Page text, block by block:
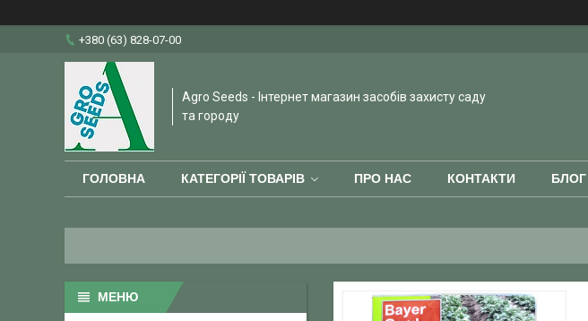
+380 (63) 828-07-00
Agro Seeds - Інтернет магазин засобів захисту саду
та городу
ГОЛОВНА КАТЕГОРІЇ ТОВАРІВ ПРО НАС КОНТАКТИ БЛОГ